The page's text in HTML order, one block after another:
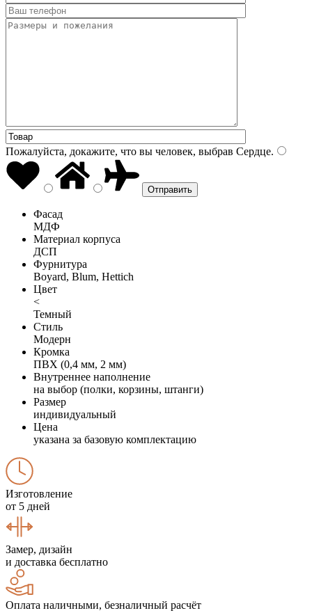
Пожалуйста, докажите, что вы человек, выбрав Сердце.
Фасад
МДФ
Материал корпуса
ДСП
Фурнитура
Boyard, Blum, Hettich
Цвет
<
Темный
Стиль
Модерн
Кромка
ПВХ (0,4 мм, 2 мм)
Внутреннее наполнение
на выбор (полки, корзины, штанги)
Размер
индивидуальный
Цена
указана за базовую комплектацию
Изготовление
от 5 дней
Замер, дизайн
и доставка бесплатно
Оплата наличными, безналичный расчёт